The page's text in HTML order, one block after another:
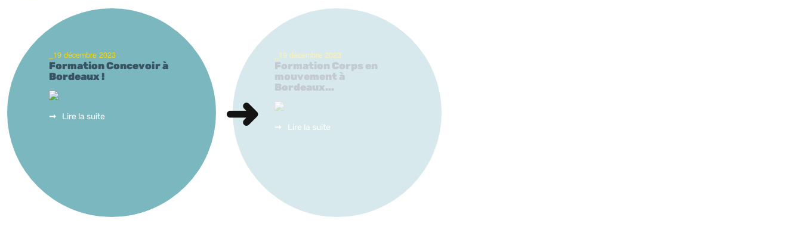
_19 décembre 2023
Formation Concevoir à
Bordeaux !
Lire la suite
_19 décembre 2023
Formation Corps en
mouvement à
Bordeaux...
Lire la suite